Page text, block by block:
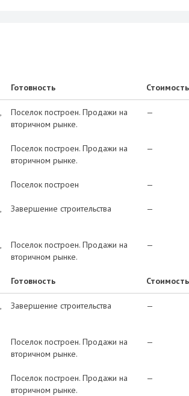
Готовность Стоимость
Поселок построен. Продажи на
вторичном рынке.
—
Поселок построен. Продажи на
вторичном рынке.
—
Поселок построен —
Завершение строительства —
Поселок построен. Продажи на
вторичном рынке.
—
Готовность Стоимость
Завершение строительства —
Поселок построен. Продажи на
вторичном рынке.
—
Поселок построен. Продажи на
вторичном рынке.
—